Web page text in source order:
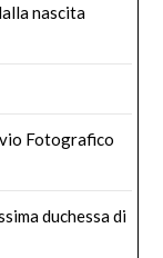
nascita
Fotografico
duchessa di